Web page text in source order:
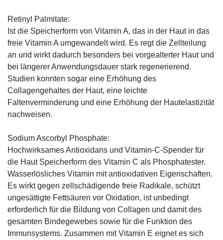
Retinyl Palmitate:
Ist die Speicherform von Vitamin A, das in der Haut in das
freie Vitamin A umgewandelt wird. Es regt die Zellteilung
an und wirkt dadurch besonders bei vorgealterter Haut und
bei längerer Anwendungsdauer stark regenerierend.
Studien konnten sogar eine Erhöhung des
Collagengehaltes der Haut, eine leichte
Faltenverminderung und eine Erhöhung der Hautelastizität
nachweisen.
Sodium Ascorbyl Phosphate:
Hochwirksames Antioxidans und Vitamin-C-Spender für
die Haut Speicherform des Vitamin C als Phosphatester.
Wasserlösliches Vitamin mit antioxidativen Eigenschaften.
Es wirkt gegen zellschädigende freie Radikale, schützt
ungesättigte Fettsäuren vor Oxidation, ist unbedingt
erforderlich für die Bildung von Collagen und damit des
gesamten Bindegewebes sowie für die Funktion des
Immunsystems. Zusammen mit Vitamin E eignet es sich